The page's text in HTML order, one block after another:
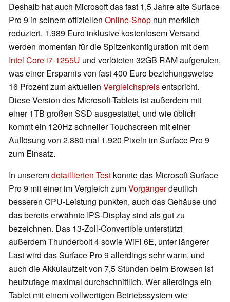
Deshalb hat auch Microsoft das fast 1,5 Jahre alte Surface
Pro 9 in seinem offiziellen Online-Shop nun merklich
reduziert. 1.989 Euro inklusive kostenlosem Versand
werden momentan für die Spitzenkonfiguration mit dem
Intel Core i7-1255U und verlöteten 32GB RAM aufgerufen,
was einer Ersparnis von fast 400 Euro beziehungsweise
16 Prozent zum aktuellen Vergleichspreisentspricht.
Diese Version des Microsoft-Tablets ist außerdem mit
einer 1TB großen SSD ausgestattet, und wie üblich
kommt ein 120Hz schneller Touchscreen mit einer
Auflösung von 2.880 mal 1.920 Pixeln im Surface Pro 9
zum Einsatz.
In unseremdetaillierten Test konnte das Microsoft Surface
Pro 9 mit einer im Vergleich zumVorgängerdeutlich
besseren CPU-Leistung punkten, auch das Gehäuse und
das bereits erwähnte IPS-Display sind als gut zu
bezeichnen. Das 13-Zoll-Convertible unterstützt
außerdem Thunderbolt 4 sowie WiFi 6E, unter längerer
Last wird das Surface Pro 9 allerdings sehr warm, und
auch die Akkulaufzeit von 7,5 Stunden beim Browsen ist
heutzutage maximal durchschnittlich. Wer allerdings ein
Tablet mit einem vollwertigen Betriebssystem wie